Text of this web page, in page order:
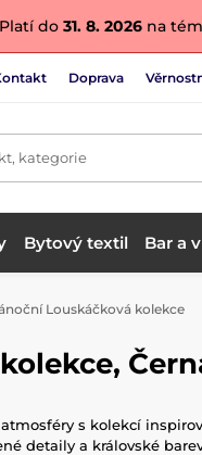
do31. 8. 2026na
Doprava
kategorie
Bytový textil Bar a
Louskáčková kolekce
s kolekcí
detaily a královské